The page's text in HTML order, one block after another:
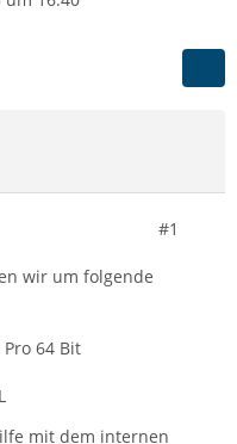
#1
wir um folgende
64 Bit
mit dem internen